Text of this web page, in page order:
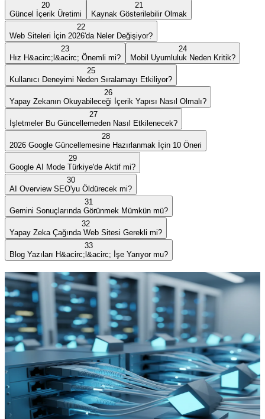
20
Güncel İçerik Üretimi
21
Kaynak Gösterilebilir Olmak
22
Web Siteleri İçin 2026'da Neler Değişiyor?
23
Hız H&acirc;l&acirc; Önemli mi?
24
Mobil Uyumluluk Neden Kritik?
25
Kullanıcı Deneyimi Neden Sıralamayı Etkiliyor?
26
Yapay Zekanın Okuyabileceği İçerik Yapısı Nasıl Olmalı?
27
İşletmeler Bu Güncellemeden Nasıl Etkilenecek?
28
2026 Google Güncellemesine Hazırlanmak İçin 10 Öneri
29
Google AI Mode Türkiye'de Aktif mi?
30
AI Overview SEO'yu Öldürecek mi?
31
Gemini Sonuçlarında Görünmek Mümkün mü?
32
Yapay Zeka Çağında Web Sitesi Gerekli mi?
33
Blog Yazıları H&acirc;l&acirc; İşe Yarıyor mu?
Son Yazılar
2026'da Pazarlamanın Yeni Kuralları: Yapay Zeka
Çağında Müşteri Yolculuğu
23 Haziran 2026
2026 Google Güncellemesi: Yapay Zeka Çağında SEO ve
Web Siteleri Nasıl Değişiyor?
15 Haziran 2026